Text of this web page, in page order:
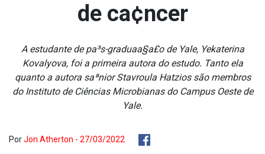
de ca¢ncer
A estudante de pa³s-graduaa§a£o de Yale, Yekaterina
Kovalyova, foi a primeira autora do estudo. Tanto ela
quanto a autora saªnior Stavroula Hatzios são membros
do Instituto de Ciências Microbianas do Campus Oeste de
Yale.
PorJon Atherton - 27/03/2022